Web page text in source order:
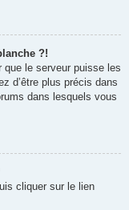
?!
que le serveur puisse les
d’être plus précis dans
dans lesquels vous
cliquer sur le lien